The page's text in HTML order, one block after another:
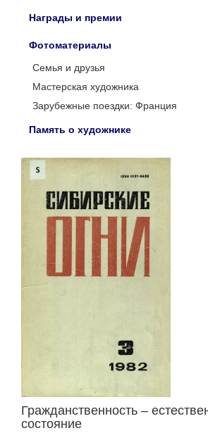
Награды и премии
Фотоматериалы
Семья и друзья
Мастерская художника
Зарубежные поездки: Франция
Память о художнике
Гражданственность –
состояние